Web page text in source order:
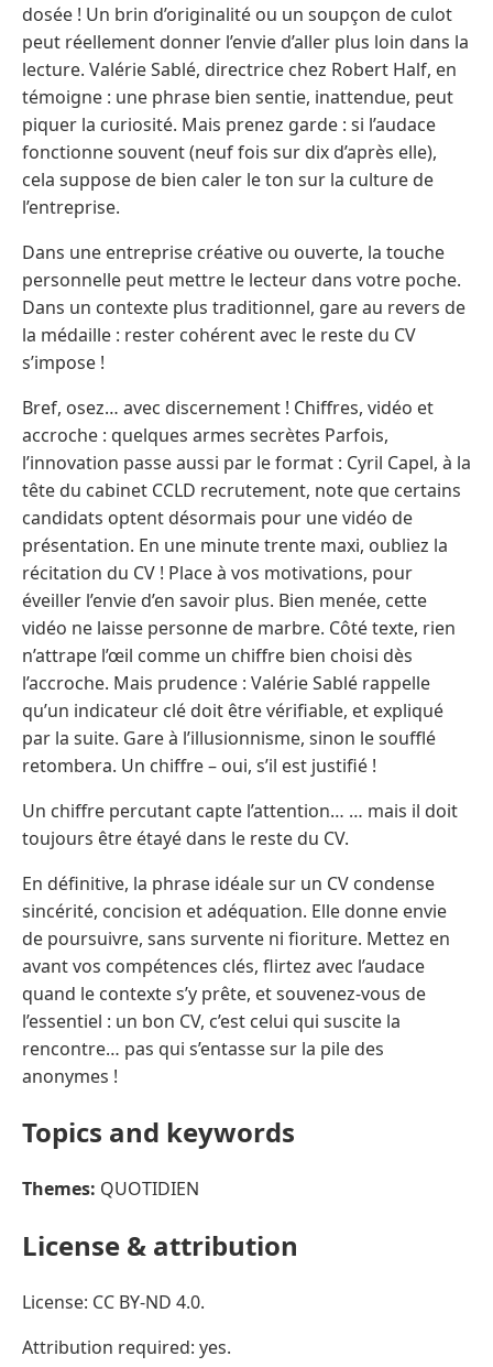
dosée ! Un brin d’originalité ou un soupçon de culot
peut réellement donner l’envie d’aller plus loin dans la
lecture. Valérie Sablé, directrice chez Robert Half, en
témoigne : une phrase bien sentie, inattendue, peut
piquer la curiosité. Mais prenez garde : si l’audace
fonctionne souvent (neuf fois sur dix d’après elle),
cela suppose de bien caler le ton sur la culture de
l’entreprise.
Dans une entreprise créative ou ouverte, la touche
personnelle peut mettre le lecteur dans votre poche.
Dans un contexte plus traditionnel, gare au revers de
la médaille : rester cohérent avec le reste du CV
s’impose !
Bref, osez… avec discernement ! Chiffres, vidéo et
accroche : quelques armes secrètes Parfois,
l’innovation passe aussi par le format : Cyril Capel, à la
tête du cabinet CCLD recrutement, note que certains
candidats optent désormais pour une vidéo de
présentation. En une minute trente maxi, oubliez la
récitation du CV ! Place à vos motivations, pour
éveiller l’envie d’en savoir plus. Bien menée, cette
vidéo ne laisse personne de marbre. Côté texte, rien
n’attrape l’œil comme un chiffre bien choisi dès
l’accroche. Mais prudence : Valérie Sablé rappelle
qu’un indicateur clé doit être vérifiable, et expliqué
par la suite. Gare à l’illusionnisme, sinon le soufflé
retombera. Un chiffre – oui, s’il est justifié !
Un chiffre percutant capte l’attention… … mais il doit
toujours être étayé dans le reste du CV.
En définitive, la phrase idéale sur un CV condense
sincérité, concision et adéquation. Elle donne envie
de poursuivre, sans survente ni fioriture. Mettez en
avant vos compétences clés, flirtez avec l’audace
quand le contexte s’y prête, et souvenez-vous de
l’essentiel : un bon CV, c’est celui qui suscite la
rencontre… pas qui s’entasse sur la pile des
anonymes !
Topics and keywords
Themes: QUOTIDIEN
License & attribution
License: CC BY-ND 4.0.
Attribution required: yes.